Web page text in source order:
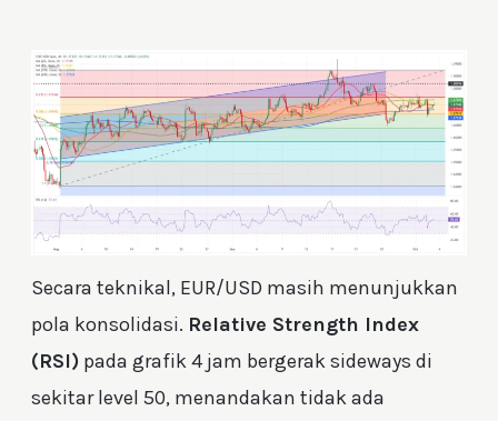
Secara teknikal, EUR/USD masih menunjukkan
pola konsolidasi. Relative Strength Index
(RSI) pada grafik 4 jam bergerak sideways di
sekitar level 50, menandakan tidak ada